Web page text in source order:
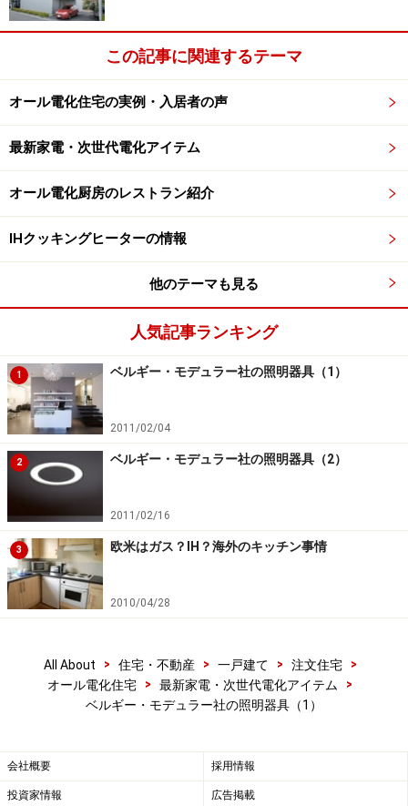
作ると、早速、大阪のインテリア家具ショップなど、い
でもモデュラーの器具を目にする人が増え、インテリア
デザイナーなどを中心にファンも増えていった結果、中
正式に設立したのが、約15年前のことでした。
それでは、早速モデュラーの器具を見ていきましょう！
※記事内容は執筆時点のものです。最新の内容をご確認くださ
1/2 次のページへ
この記事に関連するテーマ
オール電化住宅の実例・入居者の声
最新家電・次世代電化アイテム
オール電化厨房のレストラン紹介
IHクッキングヒーターの情報
他のテーマも見る
人気記事ランキング
1 ベルギー・モデュラー社の照明器具（1）
2011/02/04
2 ベルギー・モデュラー社の照明器具（2）
2011/02/16
3 欧米はガス？IH？海外のキッチン事情
2010/04/28
All About > 住宅・不動産 > 一戸建て > 注文住宅
>
オール電化住宅
> 最新家電・次世代電化アイテム
>
ベルギー・モデュラー社の照明器具（1）
会社概要 採用情報
投資家情報 広告掲載